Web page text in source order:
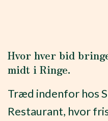
Hvor hver bid
midt i Ringe.
Træd indenfor hos
Restaurant, hvor